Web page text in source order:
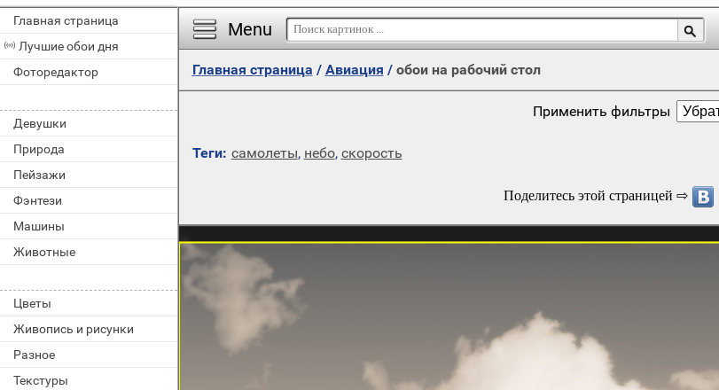
Главная страница
Лучшие обои дня
Фоторедактор
Девушки
Природа
Пейзажи
Фэнтези
Машины
Животные
Цветы
Живопись и рисунки
Разное
Текстуры
Menu
Главная страница / Авиация / обои на рабочий стол
Применить фильтры
Теги: самолеты, небо, скорость